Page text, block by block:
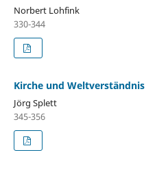
Norbert Lohfink
330-344
Kirche und Weltverständnis
Jörg Splett
345-356